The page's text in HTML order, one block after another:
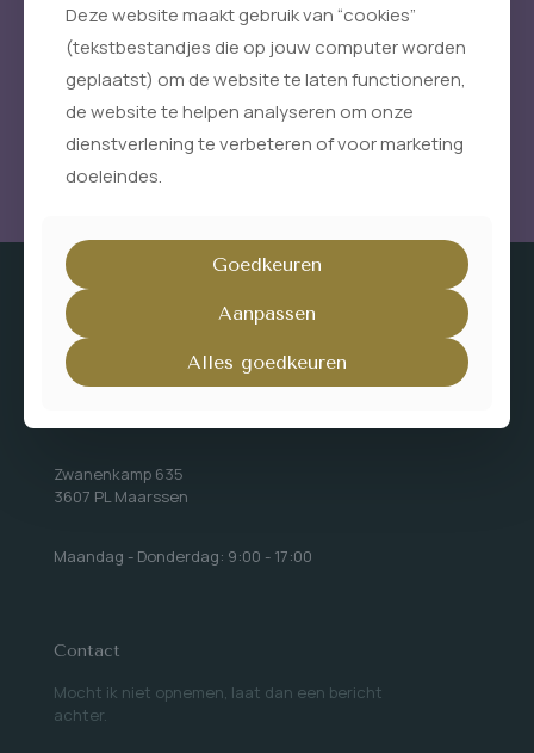
Retraite LI-MA (Juni 2025)
Li-MaProosdijstraat 15, Beek
€750
Adres
Zwanenkamp 635
3607 PL Maarssen
Maandag - Donderdag: 9:00 - 17:00
Contact
Mocht ik niet opnemen, laat dan een bericht
achter.
Deze website maakt gebruik van “cookies”
(tekstbestandjes die op jouw computer worden
geplaatst) om de website te laten functioneren,
de website te helpen analyseren om onze
dienstverlening te verbeteren of voor marketing
doeleindes.
Goedkeuren
Aanpassen
Alles goedkeuren